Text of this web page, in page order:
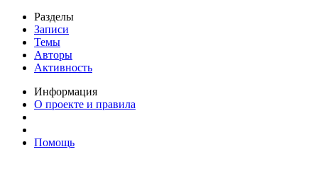
Разделы
Записи
Темы
Авторы
Активность
Информация
О проекте и правила
Помощь